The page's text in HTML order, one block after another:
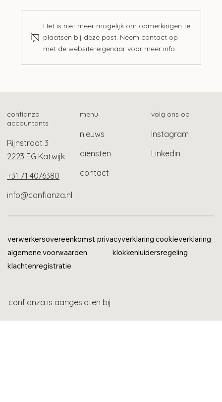
Het is niet meer mogelijk om opmerkingen te
plaatsen bij deze post. Neem contact op
met de website-eigenaar voor meer info.
confianza
accountants
Rijnstraat 3
2223 EG Katwijk
+31 71 4076380
info@confianza.nl
menu
nieuws
diensten
contact
volg ons op
Instagram
Linkedin
verwerkersovereenkomst privacyverklaring cookieverklaring
algemene voorwaarden
klokkenluidersregeling
klachtenregistratie
confianza is aangesloten bij